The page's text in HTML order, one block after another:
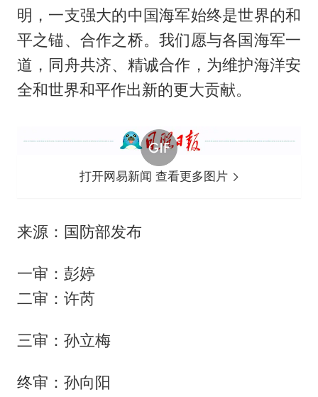
明，一支强大的中国海军始终是世界的和
平之锚、合作之桥。我们愿与各国海军一
道，同舟共济、精诚合作，为维护海洋安
全和世界和平作出新的更大贡献。
打开网易新闻 查看更多图片
来源：国防部发布
一审：彭婷
二审：许芮
三审：孙立梅
终审：孙向阳